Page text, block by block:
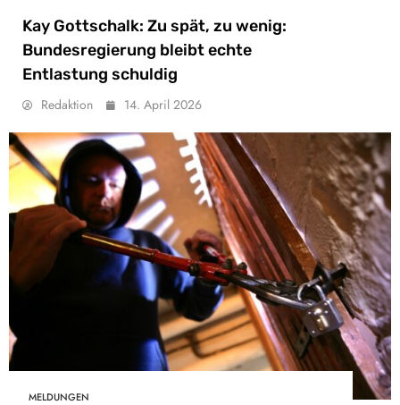
Kay Gottschalk: Zu spät, zu wenig:
Bundesregierung bleibt echte
Entlastung schuldig
Redaktion 14. April 2026
MELDUNGEN